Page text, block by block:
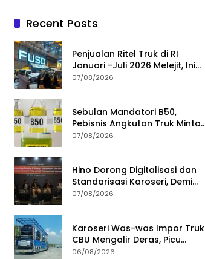
Recent Posts
Penjualan Ritel Truk di RI
Januari -Juli 2026 Melejit, Ini
Pemicuny
07/08/2026
Sebulan Mandatori B50,
Pebisnis Angkutan Truk Minta
Jaminan Ketersediaan BBM
07/08/2026
Hino Dorong Digitalisasi dan
Standarisasi Karoseri, Demi
Jamin Kualitas Kendaraan
07/08/2026
Karoseri Was-was Impor Truk
CBU Mengalir Deras, Picu
Persaingan Tak Sehat
06/08/2026